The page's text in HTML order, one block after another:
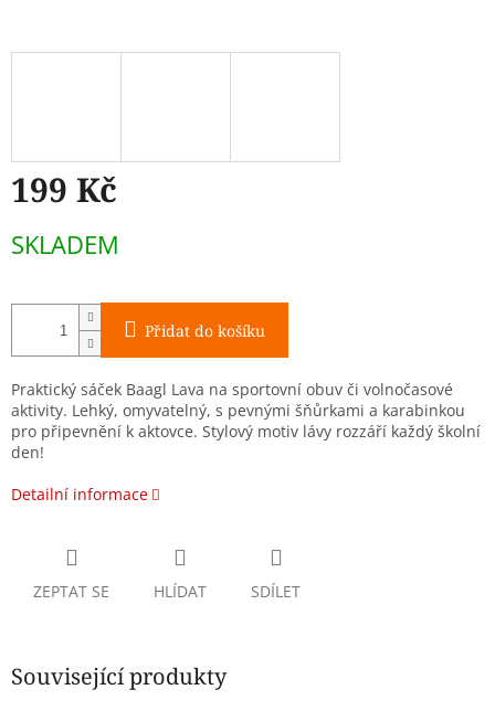
199 Kč
cena:
SKLADEM
Přidat do košíku
Praktický sáček Baagl Lava na sportovní obuv či volnočasové
aktivity. Lehký, omyvatelný, s pevnými šňůrkami a karabinkou
pro připevnění k aktovce. Stylový motiv lávy rozzáří každý školní
den!
Detailní informace
ZEPTAT SE HLÍDAT SDÍLET
Související produkty